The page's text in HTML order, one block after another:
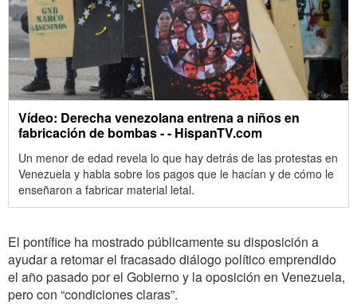
Vídeo: Derecha venezolana entrena a niños en
fabricación de bombas - - HispanTV.com
Un menor de edad revela lo que hay detrás de las protestas en
Venezuela y habla sobre los pagos que le hacían y de cómo le
enseñaron a fabricar material letal.
El pontífice ha mostrado públicamente su disposición a
ayudar a retomar el fracasado diálogo político emprendido
el año pasado por el Gobierno y la oposición en Venezuela,
pero con “condiciones claras”.